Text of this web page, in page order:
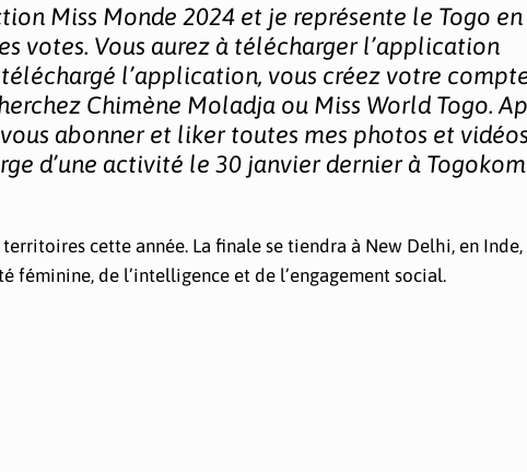
Miss Monde 2024 et je représente le Togo en
votes. Vous aurez à télécharger l’application
l’application, vous créez votre
Chimène Moladja ou Miss World Togo.
abonner et liker toutes mes photos et
d’une activité le 30 janvier dernier à
cette année. La finale se tiendra à New Delhi, en Inde,
de l’intelligence et de l’engagement social.